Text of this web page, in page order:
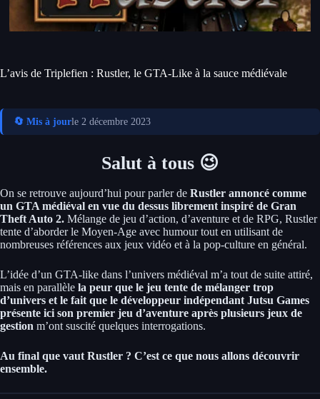
L’avis de Triplefien : Rustler, le GTA-Like à la sauce médiévale
🔄 Mis à jourle 2 décembre 2023
Salut à tous 😉
On se retrouve aujourd’hui pour parler de Rustler annoncé comme
un GTA médiéval en vue du dessus librement inspiré de Gran
Theft Auto 2. Mélange de jeu d’action, d’aventure et de RPG, Rustler
tente d’aborder le Moyen-Age avec humour tout en utilisant de
nombreuses références aux jeux vidéo et à la pop-culture en général.
L’idée d’un GTA-like dans l’univers médiéval m’a tout de suite attiré,
mais en parallèle la peur que le jeu tente de mélanger trop
d’univers et le fait que le développeur indépendant Jutsu Games
présente ici son premier jeu d’aventure après plusieurs jeux de
gestion m’ont suscité quelques interrogations.
Au final que vaut Rustler ? C’est ce que nous allons découvrir
ensemble.